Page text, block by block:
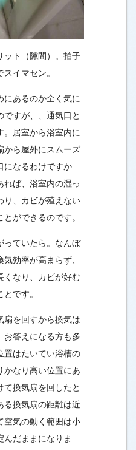
ット（隙間）。拍子
イマセン。
にあるのか全く気に
ですが、、通気口と
。居室から浴室内に
から屋外にスムーズ
になるわけですか
れば、浴室内の湿っ
り、カビが殖えない
ができるのです。
っていたら。なんぼ
効率が高まらず、
くなり、カビが好む
です。
扇を回すから換気は
お答えになる方も多
置はたいてい浴槽の
かなり高い位置にあ
て換気扇を回したと
る換気扇の距離は近
空気の動く範囲は小
んだままになりま